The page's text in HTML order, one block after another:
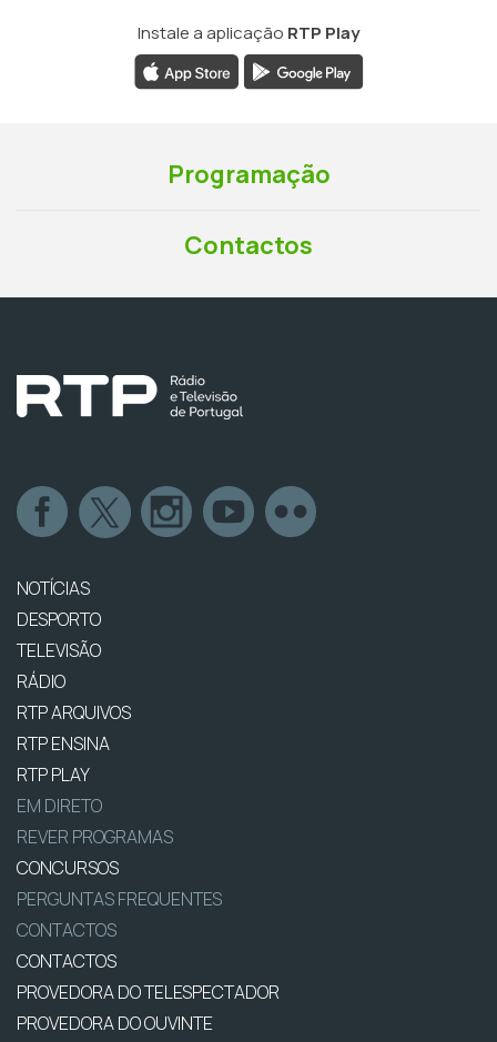
Instale a aplicação RTP Play
Programação
Contactos
NOTÍCIAS
DESPORTO
TELEVISÃO
RÁDIO
RTP ARQUIVOS
RTP ENSINA
RTP PLAY
EM DIRETO
REVER PROGRAMAS
CONCURSOS
PERGUNTAS FREQUENTES
CONTACTOS
CONTACTOS
PROVEDORA DO TELESPECTADOR
PROVEDORA DO OUVINTE